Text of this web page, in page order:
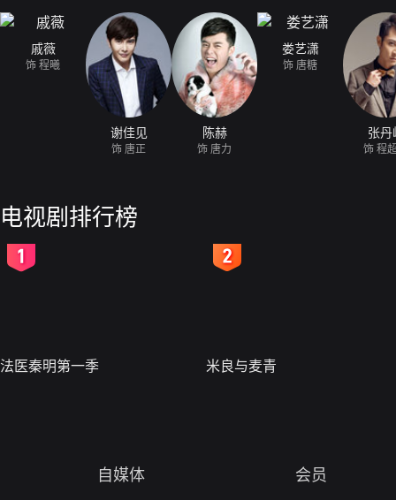
戚薇
饰 程曦
谢佳见
饰 唐正
陈赫
饰 唐力
娄艺潇
饰 唐糖
张丹
饰 程
电视剧排行榜
法医秦明第一季 米良与麦青
自媒体 会员